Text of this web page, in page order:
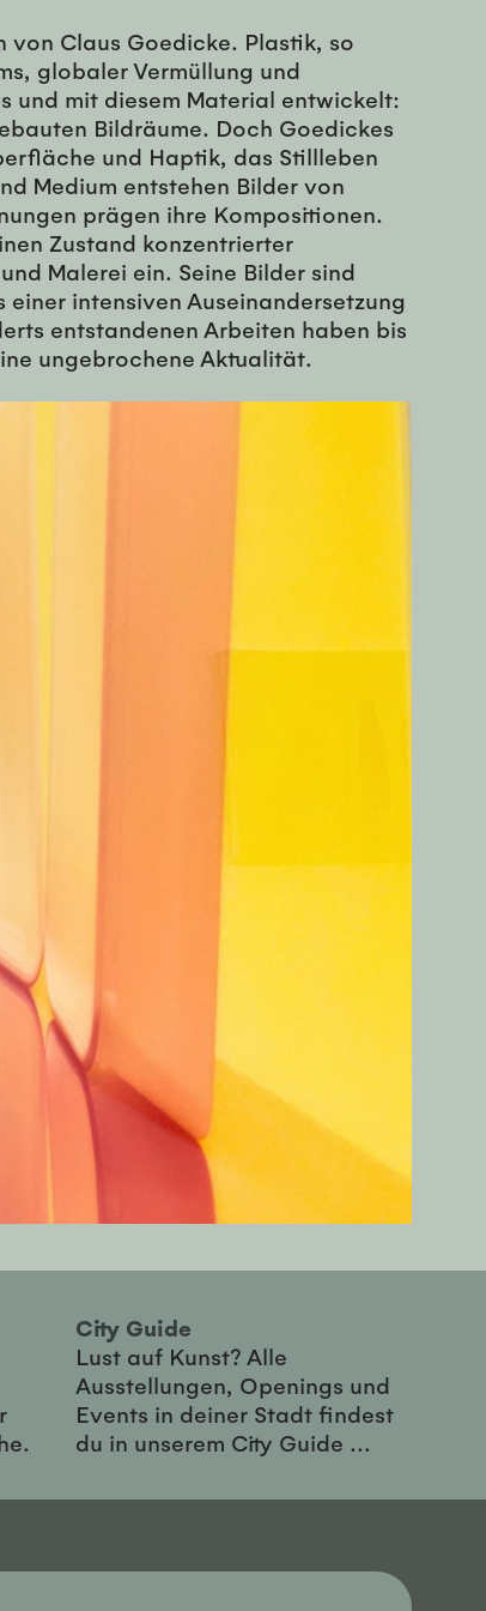
von Claus Goedicke. Plastik, so
globaler Vermüllung und
und mit diesem Material entwickelt:
Bildräume. Doch Goedickes
und Haptik, das Stillleben
Medium entstehen Bilder von
prägen ihre Kompositionen.
Zustand konzentrierter
Malerei ein. Seine Bilder sind
intensiven Auseinandersetzung
entstandenen Arbeiten haben bis
ungebrochene Aktualität.
City Guide
Lust auf Kunst? Alle
Ausstellungen, Openings und
Events in deiner Stadt findest
du in unserem City Guide ...